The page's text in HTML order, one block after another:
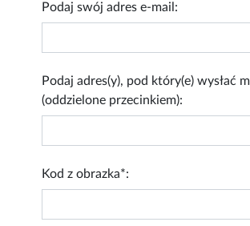
Podaj swój adres e-mail:
Podaj adres(y), pod który(e) wysłać
(oddzielone przecinkiem):
Kod z obrazka*: